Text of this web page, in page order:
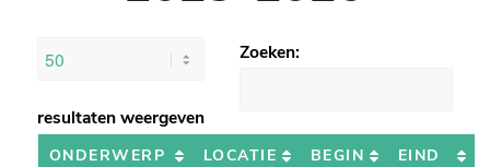
resultaten weergeven
Zoeken:
ONDERWERP LOCATIE BEGIN EIND